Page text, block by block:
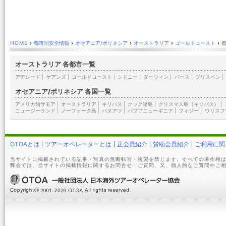
HOME › 都市別安全情報 › オセアニア/ポリネシア › オーストラリア › ゴールドコースト ›
オーストラリア 各都市一覧
アデレード ケアンズ ゴールドコースト シドニー ダーウィン パース ブリスベン
オセアニア/ポリネシア 各国一覧
アメリカ領サモア オーストラリア キリバス クック諸島 クリスマス島（キリバス）
ニュージーランド
ノーフォーク島 バヌアツ パプアニューギニア フィジー ワリス
OTOAとは ツアーオペレーターとは 正会員紹介 賛助会員紹介 ご利用に
当サイトに掲載されている記事・写真の無断転写・複製を禁じます。すべての著作権
弊会では、当サイトの掲載情報に関するお問合せ・ご質問、又、個人的なご質問やご